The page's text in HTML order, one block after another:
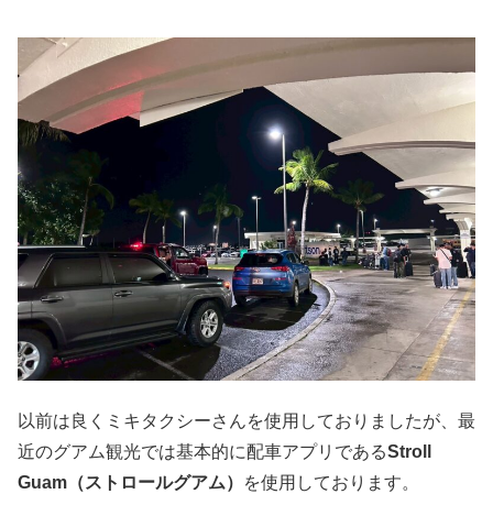
以前は良くミキタクシーさんを使用しておりましたが、最
近のグアム観光では基本的に配車アプリであるStroll
Guam（ストロールグアム）
を使用しております。